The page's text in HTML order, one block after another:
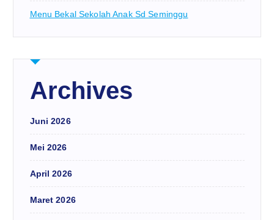
Menu Bekal Sekolah Anak Sd Seminggu
Archives
Juni 2026
Mei 2026
April 2026
Maret 2026